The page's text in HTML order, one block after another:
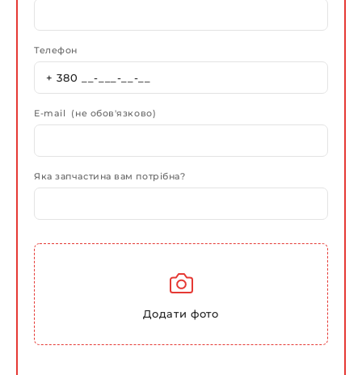
Телефон
E-mail (не обов'язково)
Яка запчастина вам потрібна?
Додати фото